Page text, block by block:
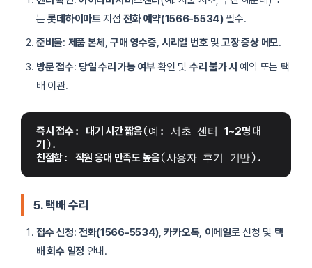
는롯데하이마트지점전화 예약(1566-5534)필수.
준비물: 제품 본체 ,구매 영수증,시리얼 번호및고장 증상 메모.
방문 접수: 당일 수리 가능 여부확인 및 수리 불가 시 예약 또는 택
배 이관.
즉시 접수: 대기 시간 짧음(예: 서초 센터 1~2명 대
기 ).
친절함: 직원 응대 만족도 높음(사용자 후기 기반).
5. 택배 수리
접수 신청: 전화(1566-5534),카카오톡, 이메일로 신청 및 택
배 회수 일정 안내.